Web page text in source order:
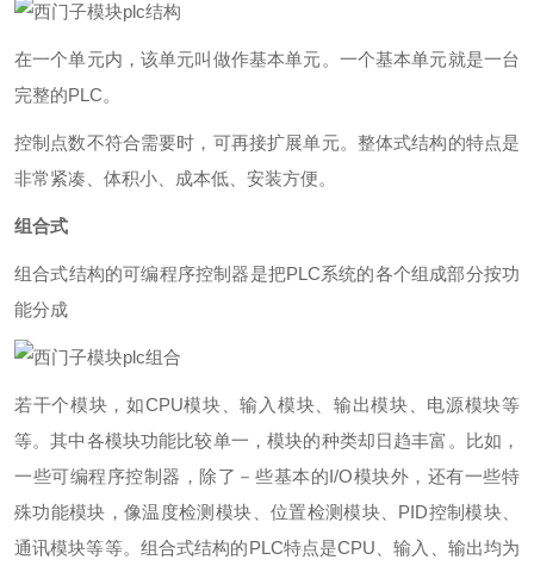
plc结构
在一个单元内，该单元叫做作基本单元。一个基本单元就是一台
完整的PLC。
控制点数不符合需要时，可再接扩展单元。整体式结构的特点是
非常紧凑、体积小、成本低、安装方便。
组合式
组合式结构的可编程序控制器是把PLC系统的各个组成部分按功
能分成
plc组合
若干个模块，如CPU模块、输入模块、输出模块、电源模块等
等。其中各模块功能比较单一，模块的种类却日趋丰富。比如，
一些可编程序控制器，除了－些基本的I/O模块外，还有一些特
殊功能模块，像温度检测模块、位置检测模块、PID控制模块、
通讯模块等等。组合式结构的PLC特点是CPU、输入、输出均为